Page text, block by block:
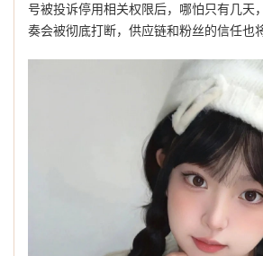
号被投诉停用相关权限后，哪怕只有几天
奏会被彻底打断，供应链和粉丝的信任也